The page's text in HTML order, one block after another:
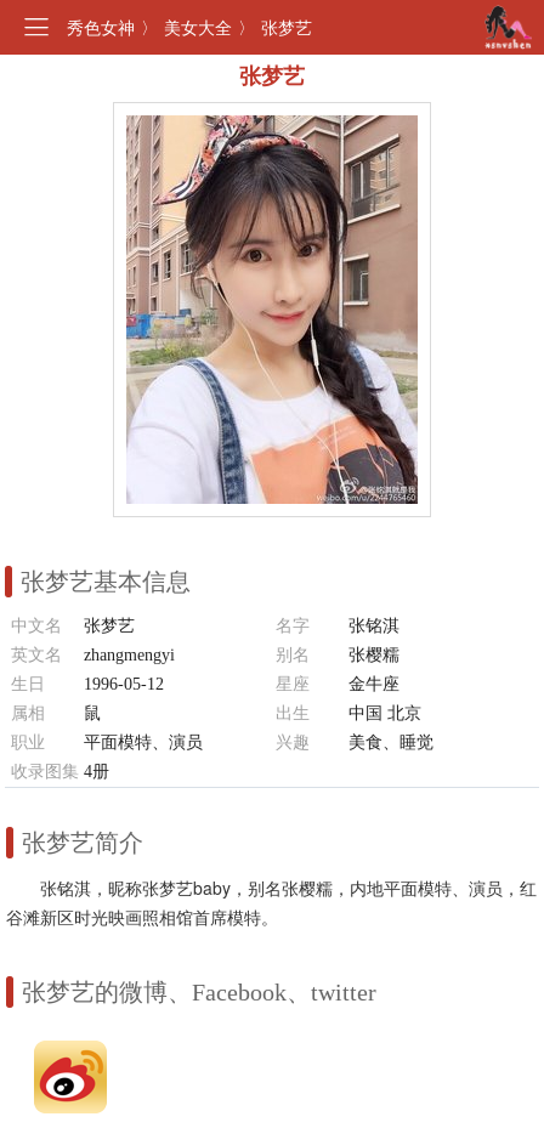
秀色女神 〉 美女大全 〉 张梦艺
张梦艺
张梦艺基本信息
中文名 张梦艺 名字
张铭淇
英文名
zhangmengyi 别名
张樱糯
生日
1996-05-12 星座
金牛座
属相
鼠 出生
中国 北京
职业
平面模特、演员 兴趣
美食、睡觉
收录图集 4册
张梦艺简介
张铭淇，昵称张梦艺baby，别名张樱糯，内地平面模特、演员，红
谷滩新区时光映画照相馆首席模特。
张梦艺的微博、Facebook、twitter